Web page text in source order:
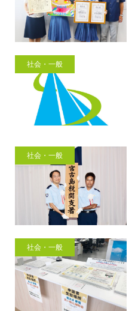
社会・一般
社会・一般
社会・一般